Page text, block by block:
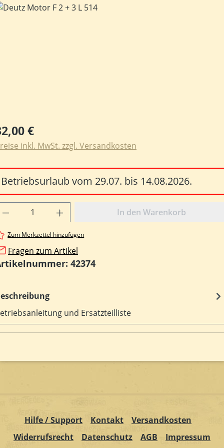
überspringen
Preis:
€
inkl. MwSt. zzgl. Versandkosten
Betriebsurlaub vom 29.07. bis 14.08.2026.
Anzahl: Gib den gewünschten
In den Warenkorb
Zum Merkzettel hinzufügen
Fragen zum Artikel
42374
und Ersatzteilliste
Hilfe / Support Kontakt
Versandkosten
Widerrufsrecht
Datenschutz AGB Impressum